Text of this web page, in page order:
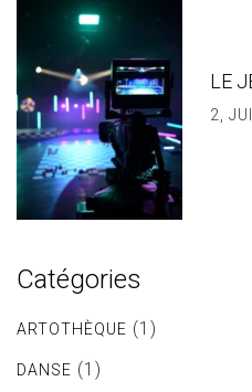
LE
2,
Catégories
ARTOTHÈQUE (1)
DANSE (1)